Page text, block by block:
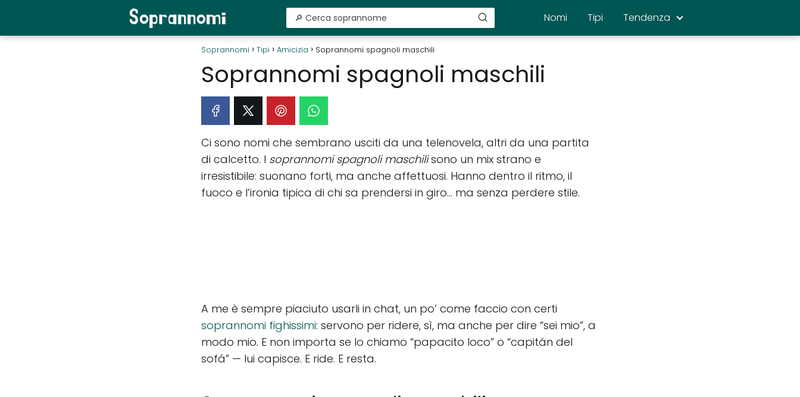
Nomi Tipi Tendenza
Soprannomi Tipi Amicizia Soprannomi spagnoli maschili
Soprannomi spagnoli maschili
Ci sono nomi che sembrano usciti da una telenovela, altri da una partita
di calcetto. I soprannomi spagnoli maschilisono un mix strano e
irresistibile: suonano forti, ma anche affettuosi. Hanno dentro il ritmo, il
fuoco e l’ironia tipica di chi sa prendersi in giro… ma senza perdere stile.
A me è sempre piaciuto usarli in chat, un po’ come faccio con certi
soprannomi fighissimi: servono per ridere, sì, ma anche per dire “sei mio”, a
modo mio. E non importa se lo chiamo “papacito loco” o “capitán del
sofá” — lui capisce. E ride. E resta.